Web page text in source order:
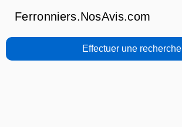
Ferronniers.NosAvis.com
Effectuer une recherche